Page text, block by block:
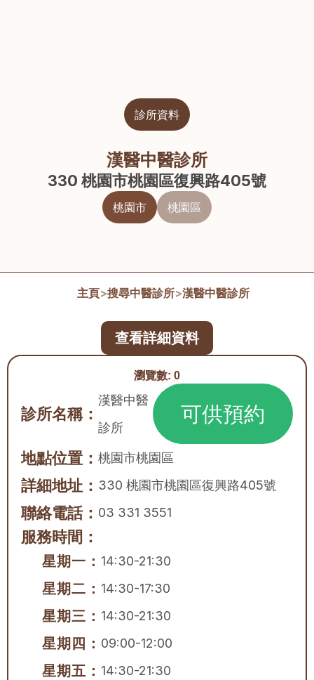
診所資料
漢醫中醫診所
330 桃園市桃園區復興路405號
桃園市 桃園區
主頁>搜尋中醫診所>漢醫中醫診所
瀏覽數: 0
診所名稱：
漢醫中醫
診所
可供預約
地點位置： 桃園市桃園區
詳細地址： 330 桃園市桃園區復興路405號
聯絡電話： 03 331 3551
服務時間：
星期一： 14:30-21:30
星期二： 14:30-17:30
星期三： 14:30-21:30
星期四： 09:00-12:00
星期五： 14:30-21:30
查看詳細資料